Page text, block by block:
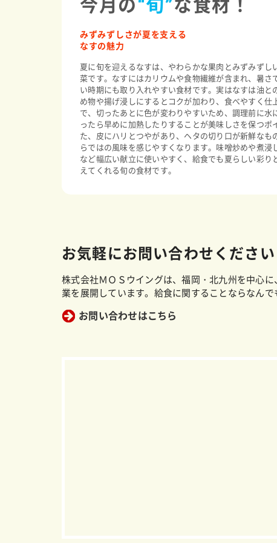
今月の“旬”な食材！
みずみずしさが夏を支える
なすの魅力
夏に旬を迎えるなすは、やわらかな果肉とみずみずし
菜です。なすにはカリウムや食物繊維が含まれ、暑さ
い時期にも取り入れやすい食材です。実はなすは油と
め物や揚げ浸しにするとコクが加わり、食べやすく仕
で、切ったあとに色が変わりやすいため、調理前に水
ったら早めに加熱したりすることが美味しさを保つポ
た、皮にハリとつやがあり、ヘタの切り口が新鮮なも
らではの風味を感じやすくなります。味噌炒めや煮浸
など幅広い献立に使いやすく、給食でも夏らしい彩り
えてくれる旬の食材です。
お気軽にお問い合わせください
株式会社ＭＯＳウイングは、福岡・北九州を中心
業を展開しています。給食に関することならなんで
お問い合わせはこちら